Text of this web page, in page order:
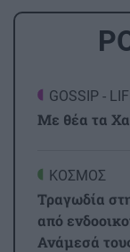
GOSSIP -
Με θέα τα
ΚΟΣΜΟΣ
Τραγωδία
από
Ανάμεσά